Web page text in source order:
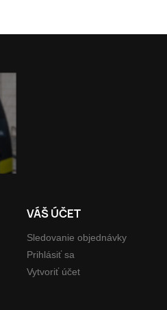
VÁŠ ÚČET
Sledovanie objednávky
Prihlásiť sa
Vytvoriť účet